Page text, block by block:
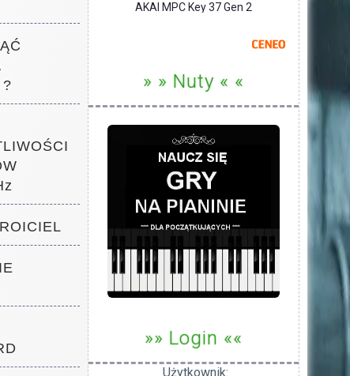
AKAI MPC Key 37 Gen 2
» » Nuty « «
»» Login ««
Użytkownik: